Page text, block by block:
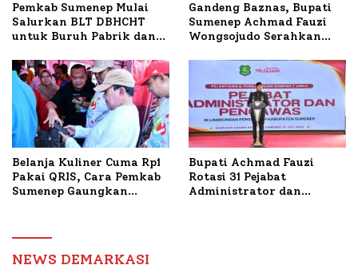
Pemkab Sumenep Mulai
Salurkan BLT DBHCHT
untuk Buruh Pabrik dan
Gandeng Baznas, Bupati
Sumenep Achmad Fauzi
Wongsojudo Serahkan
Dua Kecamatan
Belanja Kuliner Cuma Rp1
Pakai QRIS, Cara Pemkab
Sumenep Gaungkan
Bupati Achmad Fauzi
Rotasi 31 Pejabat
Administrator dan
NEWS DEMARKASI